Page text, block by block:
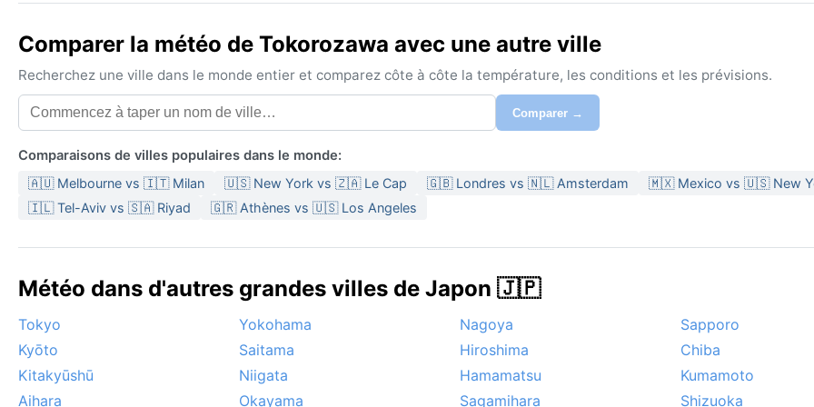
Comparer la météo de Tokorozawa avec une autre ville
Recherchez une ville dans le monde entier et comparez côte à côte la température, les conditions et les prévisions.
Comparer →
Comparaisons de villes populaires dans le monde:
🇦🇺 Melbourne vs 🇮🇹 Milan 🇺🇸 New York vs 🇿🇦 Le Cap 🇬🇧 Londres vs 🇳🇱 Amsterdam
🇲🇽 Mexico vs 🇺🇸 New
🇮🇱 Tel-Aviv vs 🇸🇦 Riyad
🇬🇷 Athènes vs 🇺🇸 Los Angeles
Météo dans d'autres grandes villes de Japon 🇯🇵
Tokyo Yokohama Nagoya
Sapporo
Kyōto
Saitama Hiroshima
Chiba
Kitakyūshū
Niigata Hamamatsu
Kumamoto
Aihara
Okayama Sagamihara Shizuoka